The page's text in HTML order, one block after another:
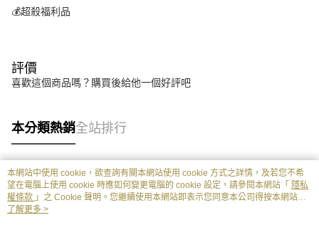
💰超殺福利品
評價
喜歡這個商品嗎？購買後給他一個好評吧
本分類熱銷全站排行
熱門標籤
本網站中使用 cookie，欲查詢有關本網站使用 cookie 方式之詳情，及若您不希
望在電腦上使用 cookie 時應如何變更電腦的 cookie 設定，請參閱本網站「 隱私
權條款 」之 Cookie 聲明。您繼續使用本網站即表示您同意本公司得按本網站使
用條款之 Cookie 聲明使用 cookie。
了解更多 >